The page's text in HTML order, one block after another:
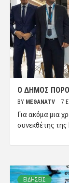
Ο ΔΉΜΟΣ
BY ΜΈΘΑΝΑTV 7
Για ακόμα μια
συνεκθέτης της
ΕΙΔΗΣΕΙΣ